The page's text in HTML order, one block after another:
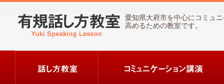
愛知県大府市を中心にコミュ
高めるための教室です。